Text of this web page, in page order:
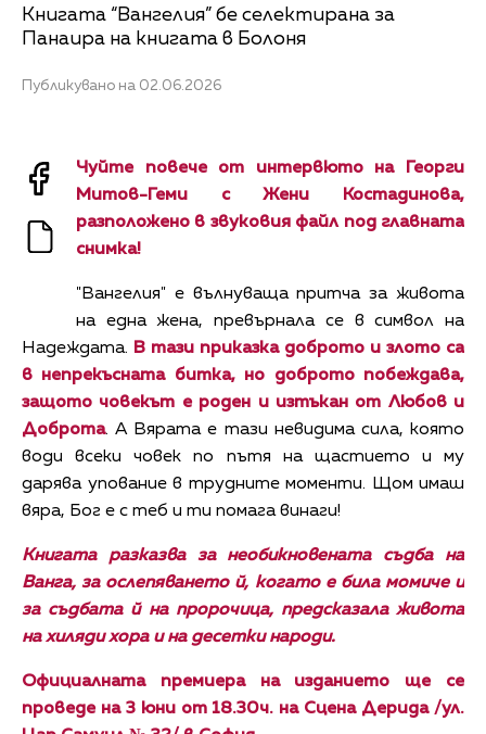
Книгата “Вангелия” бе селектирана за
Панаира на книгата в Болоня
Публикувано на 02.06.2026
Чуйте повече от интервюто на Георги
Митов-Геми с Жени Костадинова,
разположено в звуковия файл под главната
снимка!
"Вангелия" е вълнуваща притча за живота
на една жена, превърнала се в символ на
Надеждата. В тази приказка доброто и злото са
в непрекъсната битка, но доброто побеждава,
защото човекът е роден и изтъкан от Любов и
Доброта. А Вярата е тази невидима сила, която
води всеки човек по пътя на щастието и му
дарява упование в трудните моменти. Щом имаш
вяра, Бог е с теб и ти помага винаги!
Книгата разказва за необикновената съдба на
Ванга, за ослепяването й, когато е била момиче и
за съдбата й на пророчица, предсказала живота
на хиляди хора и на десетки народи.
Официалната премиера на изданието ще се
проведе на 3 юни от 18.30ч. на Сцена Дерида /ул.